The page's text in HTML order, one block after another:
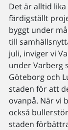
Det är alltid
färdigställt
byggt under
till
juli, inviger vi
under Varberg
Göteborg och
staden för att
ovanpå. När vi
också
staden